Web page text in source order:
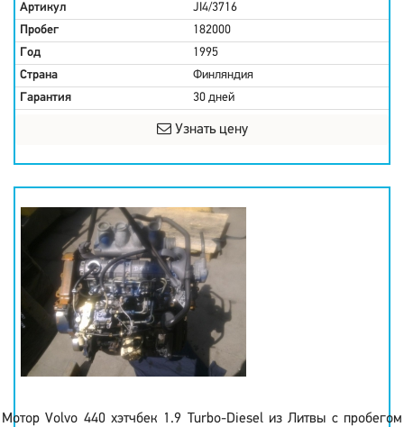
Артикул
JI4/3716
Пробег
182000
Год
1995
Страна
Финляндия
Гарантия
30 дней
Узнать цену
Мотор Volvo 440 хэтчбек 1.9 Turbo-Diesel из Литвы с пробегом